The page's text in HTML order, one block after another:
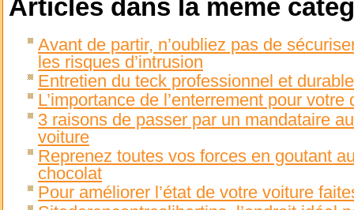
Articles dans la même
Avant de partir, n’oubliez pas de
les risques d’intrusion
Entretien du teck professionnel et
L’importance de l’enterrement pour votre
3 raisons de passer par un mandataire
voiture
Reprenez toutes vos forces en goutant
chocolat
Pour améliorer l’état de votre voiture